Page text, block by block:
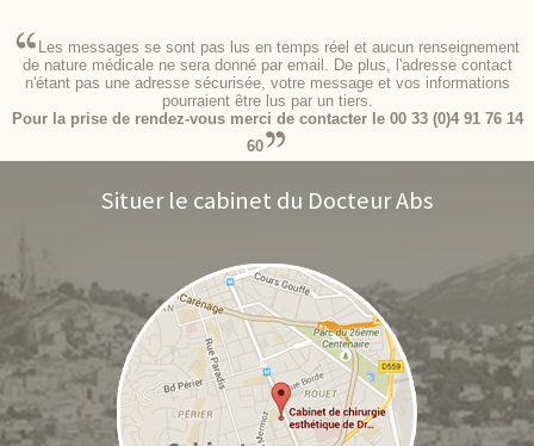
Les messages se sont pas lus en temps réel et aucun renseignement
de nature médicale ne sera donné par email. De plus, l'adresse contact
n'étant pas une adresse sécurisée, votre message et vos informations
pourraient être lus par un tiers.
Pour la prise de rendez-vous merci de contacter le 00 33 (0)4 91 76 14
60
Situer le cabinet du Docteur Abs